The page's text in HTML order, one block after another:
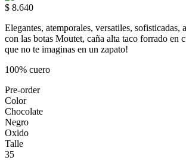
$ 8.640
Elegantes, atemporales, versatiles, sofisticadas,
con las botas Moutet, caña alta taco forrado en
que no te imaginas en un zapato!
100% cuero
Pre-order
Color
Chocolate
Negro
Oxido
Talle
35